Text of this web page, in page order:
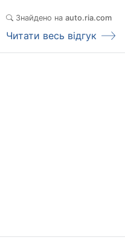
Знайдено на auto.ria.com
Читати весь відгук